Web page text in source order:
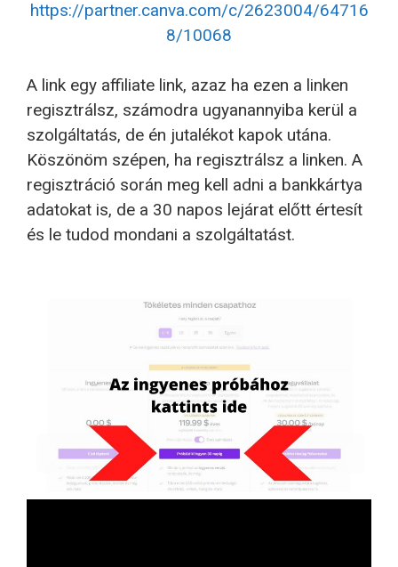
https://partner.canva.com/c/2623004/64716
8/10068
A link egy affiliate link, azaz ha ezen a linken
regisztrálsz, számodra ugyanannyiba kerül a
szolgáltatás, de én jutalékot kapok utána.
Köszönöm szépen, ha regisztrálsz a linken. A
regisztráció során meg kell adni a bankkártya
adatokat is, de a 30 napos lejárat előtt értesít
és le tudod mondani a szolgáltatást.